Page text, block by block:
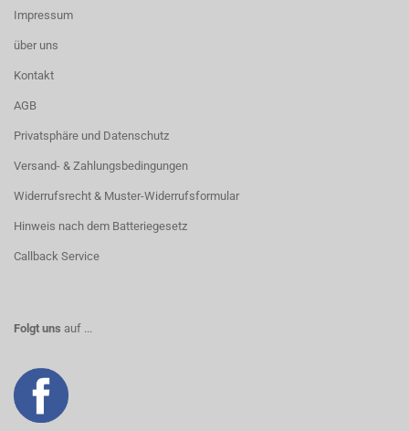
Impressum
über uns
Kontakt
AGB
Privatsphäre und Datenschutz
Versand- & Zahlungsbedingungen
Widerrufsrecht & Muster-Widerrufsformular
Hinweis nach dem Batteriegesetz
Callback Service
Folgt uns auf ...